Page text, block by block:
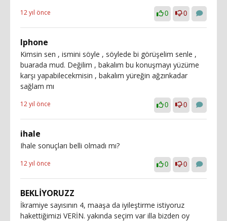
12 yıl önce 0 0
Iphone
Kimsin sen , ismini söyle , söylede bi görüşelim senle ,
buarada mud. Değilim , bakalım bu konuşmayı yüzüme
karşı yapabilecekmisin , bakalım yüreğin ağzınkadar
sağlam mı
12 yıl önce 0 0
ihale
Ihale sonuçları belli olmadı mı?
12 yıl önce 0 0
BEKLİYORUZZ
İkramiye sayısının 4, maaşa da iyileştirme istiyoruz
hakettiğimizi VERİN. yakında seçim var illa bizden oy